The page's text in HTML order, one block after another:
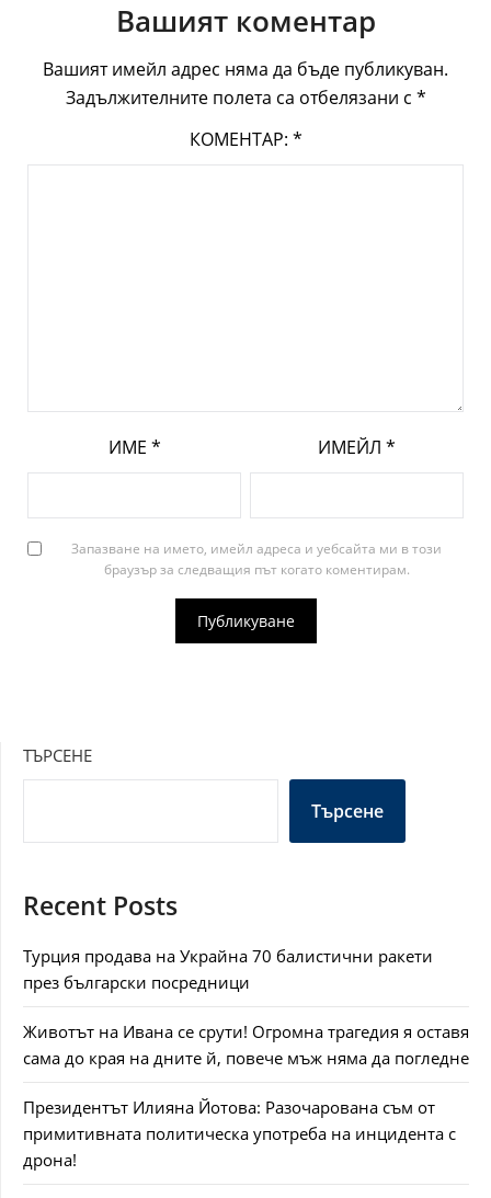
Вашият коментар
Вашият имейл адрес няма да бъде публикуван.
Задължителните полета са отбелязани с *
КОМЕНТАР: *
ИМЕ * ИМЕЙЛ *
Запазване на името, имейл адреса и уебсайта ми в този
браузър за следващия път когато коментирам.
ТЪРСЕНЕ
Търсене
Recent Posts
Турция продава на Украйна 70 балистични ракети
през български посредници
Животът на Ивана се срути! Огромна трагедия я оставя
сама до края на дните й, повече мъж няма да погледне
Президентът Илияна Йотова: Разочарована съм от
примитивната политическа употреба на инцидента с
дрона!